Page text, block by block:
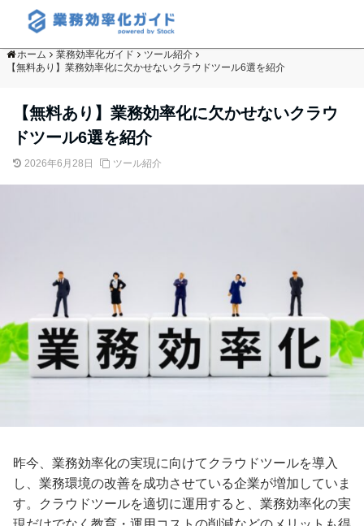
ホーム 業務効率化ガイド
ツール紹介
【無料あり】業務効率化に欠かせないクラウドツール6選を紹介
【無料あり】業務効率化に欠かせないクラウ
ドツール6選を紹介
2026年6月28日 ツール紹介
昨今、業務効率化の実現に向けてクラウドツールを導入
し、業務環境の改善を成功させている企業が増加していま
す。クラウドツールを適切に運用すると、業務効率化の実